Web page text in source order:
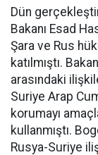
Dün
Bakanı Esad
Şara ve Rus
katılmıştı.
arasındaki
Suriye Arap
korumayı
kullanmıştı.
Rusya-Suriye